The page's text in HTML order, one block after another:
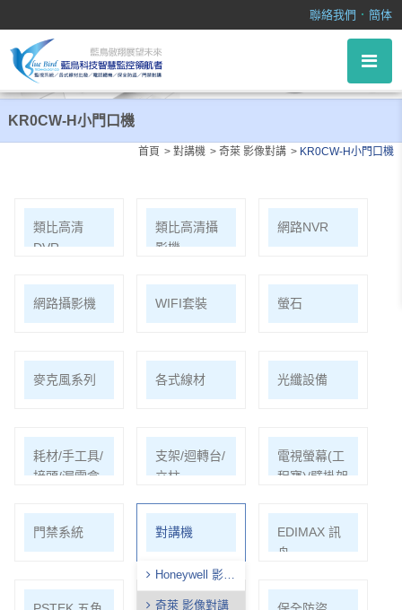
聯絡我們 ． 簡体
KR0CW-H小門口機
首頁 對講機 奇萊 影像對講 KR0CW-H小門口機
類比高清
DVR
類比高清攝
影機
網路NVR
網路攝影機 WIFI套裝 螢石
麥克風系列 各式線材 光纖設備
耗材/手工具/
接頭/漏電盒
支架/迴轉台/
立柱
電視螢幕(工
程寶)/壁掛架
門禁系統 對講機
Honeywell 影像
對講
奇萊 影像對講
EDIMAX 訊
舟